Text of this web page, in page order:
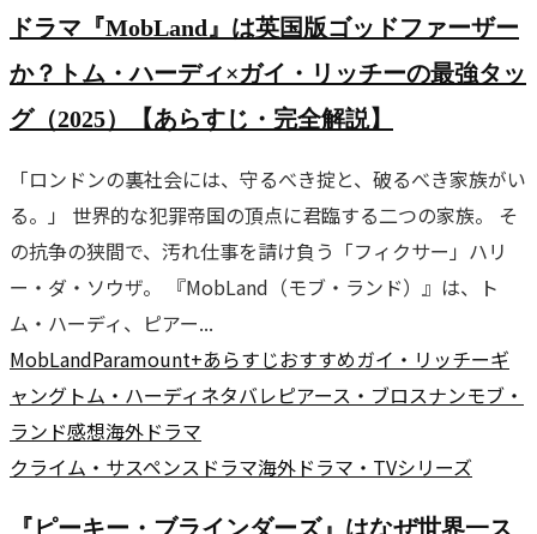
ドラマ『MobLand』は英国版ゴッドファーザー
か？トム・ハーディ×ガイ・リッチーの最強タッ
グ（2025）【あらすじ・完全解説】
「ロンドンの裏社会には、守るべき掟と、破るべき家族がい
る。」 世界的な犯罪帝国の頂点に君臨する二つの家族。 そ
の抗争の狭間で、汚れ仕事を請け負う「フィクサー」ハリ
ー・ダ・ソウザ。 『MobLand（モブ・ランド）』は、ト
ム・ハーディ、ピアー...
MobLandParamount+あらすじおすすめガイ・リッチーギ
ャング トム・ハーディネタバレピアース・ブロスナンモブ・
ランド感想海外ドラマ
クライム・サスペンス ドラマ海外ドラマ・TVシリーズ
『ピーキー・ブラインダーズ』はなぜ世界一ス